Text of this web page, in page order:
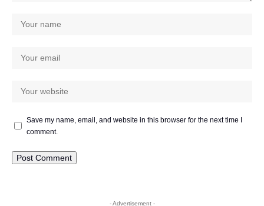
Save my name, email, and website in this browser for the next time I
comment.
- Advertisement -